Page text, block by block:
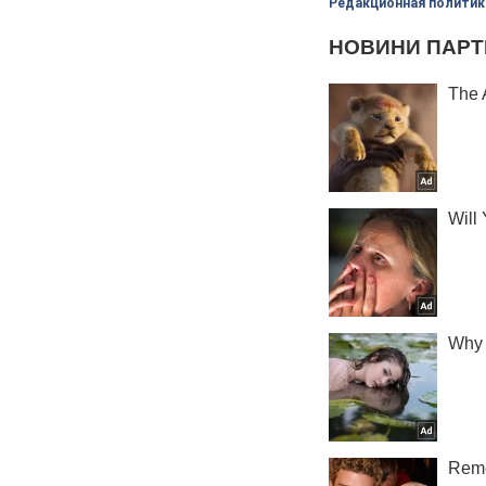
Редакционная